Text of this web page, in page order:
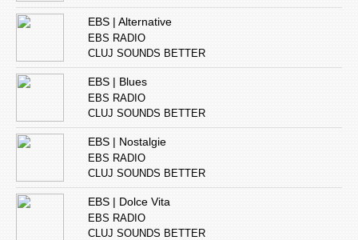
EBS | Alternative
EBS RADIO
CLUJ SOUNDS BETTER
EBS | Blues
EBS RADIO
CLUJ SOUNDS BETTER
EBS | Nostalgie
EBS RADIO
CLUJ SOUNDS BETTER
EBS | Dolce Vita
EBS RADIO
CLUJ SOUNDS BETTER